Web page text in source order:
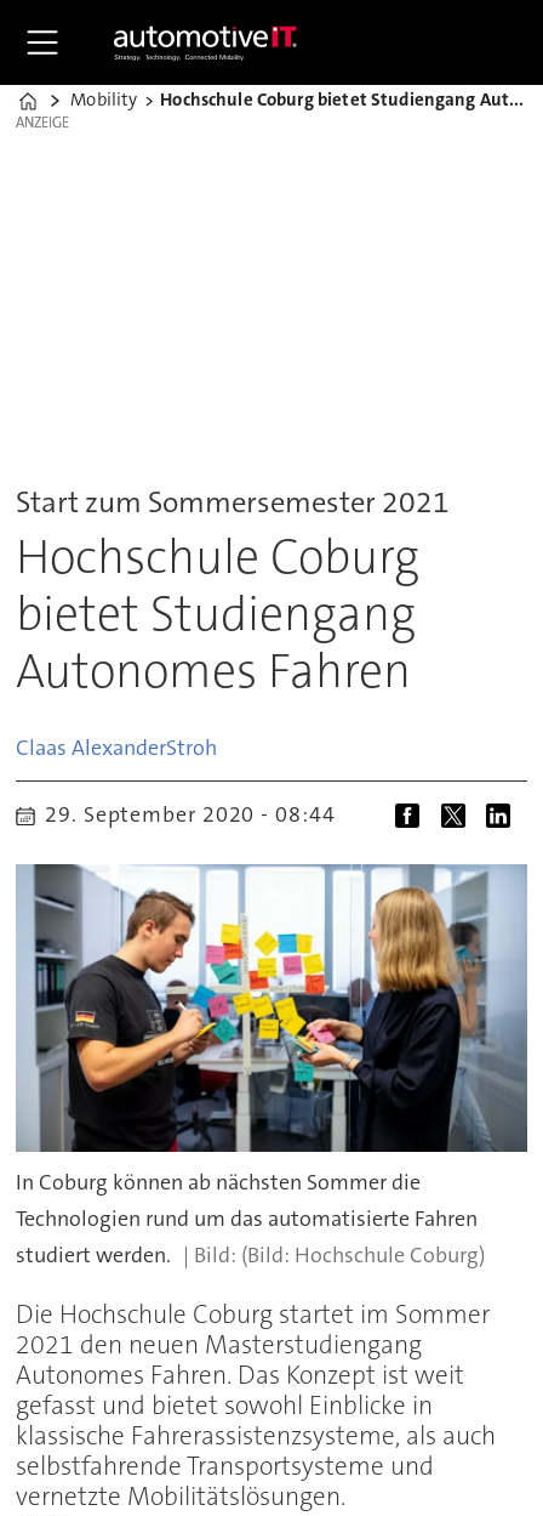
Home
Mobility Hochschule Coburg bietet Studiengang Autonomes Fahren
ANZEIGE
ANZEIGE
Start zum Sommersemester 2021
Hochschule Coburg
bietet Studiengang
Autonomes Fahren
Claas AlexanderStroh
29. September 2020 - 08:44
In Coburg können ab nächsten Sommer die
Technologien rund um das automatisierte Fahren
studiert werden.
(Bild: Hochschule Coburg)
Die Hochschule Coburg startet im Sommer
2021 den neuen Masterstudiengang
Autonomes Fahren. Das Konzept ist weit
gefasst und bietet sowohl Einblicke in
klassische Fahrerassistenzsysteme, als auch
selbstfahrende Transportsysteme und
vernetzte Mobilitätslösungen.